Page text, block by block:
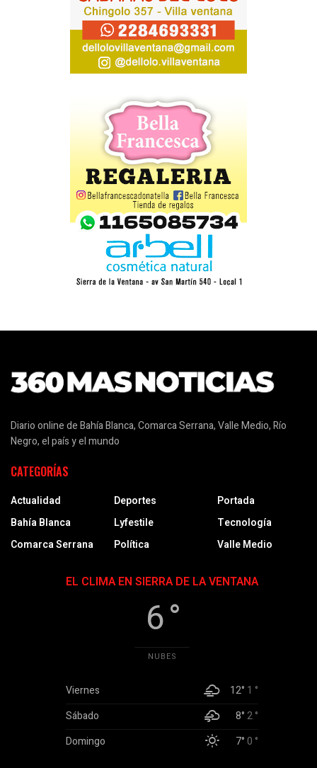
Diario online de Bahía Blanca, Comarca Serrana, Valle Medio, Río
Negro, el país y el mundo
CATEGORÍAS
Actualidad
Bahía Blanca
Comarca Serrana
Deportes
Lyfestile
Política
Portada
Tecnología
Valle Medio
EL CLIMA EN SIERRA DE LA VENTANA
6 °
NUBES
Viernes 12° 1 °
Sábado
8°2 °
Domingo
7°0 °